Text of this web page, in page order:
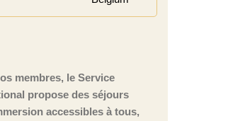
membres, le Service
propose des séjours
accessibles à tous,